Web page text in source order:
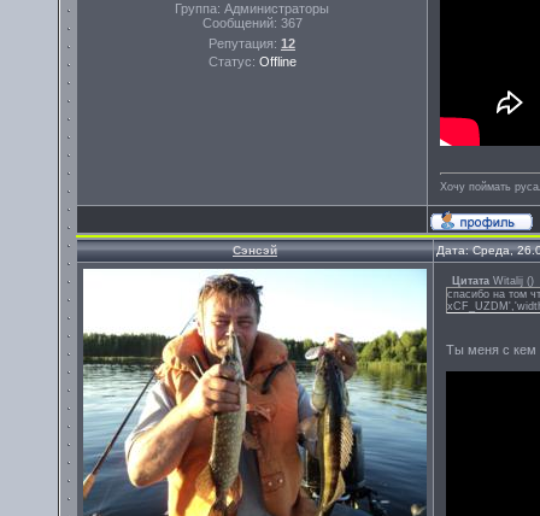
Группа: Администраторы
Сообщений: 367
Репутация: 12
Статус: Offline
Хочу поймать
Сэнсэй Дата: Среда,
Цитата Witalij ()
спасибо на том
Ты меня с кем